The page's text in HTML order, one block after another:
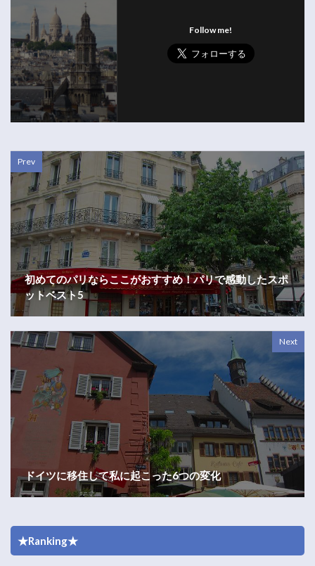
Follow me!
Prev
初めてのパリならここがおすすめ！パリで感動したスポ
ットベスト5
Next
ドイツに移住して私に起こった6つの変化
★Ranking★